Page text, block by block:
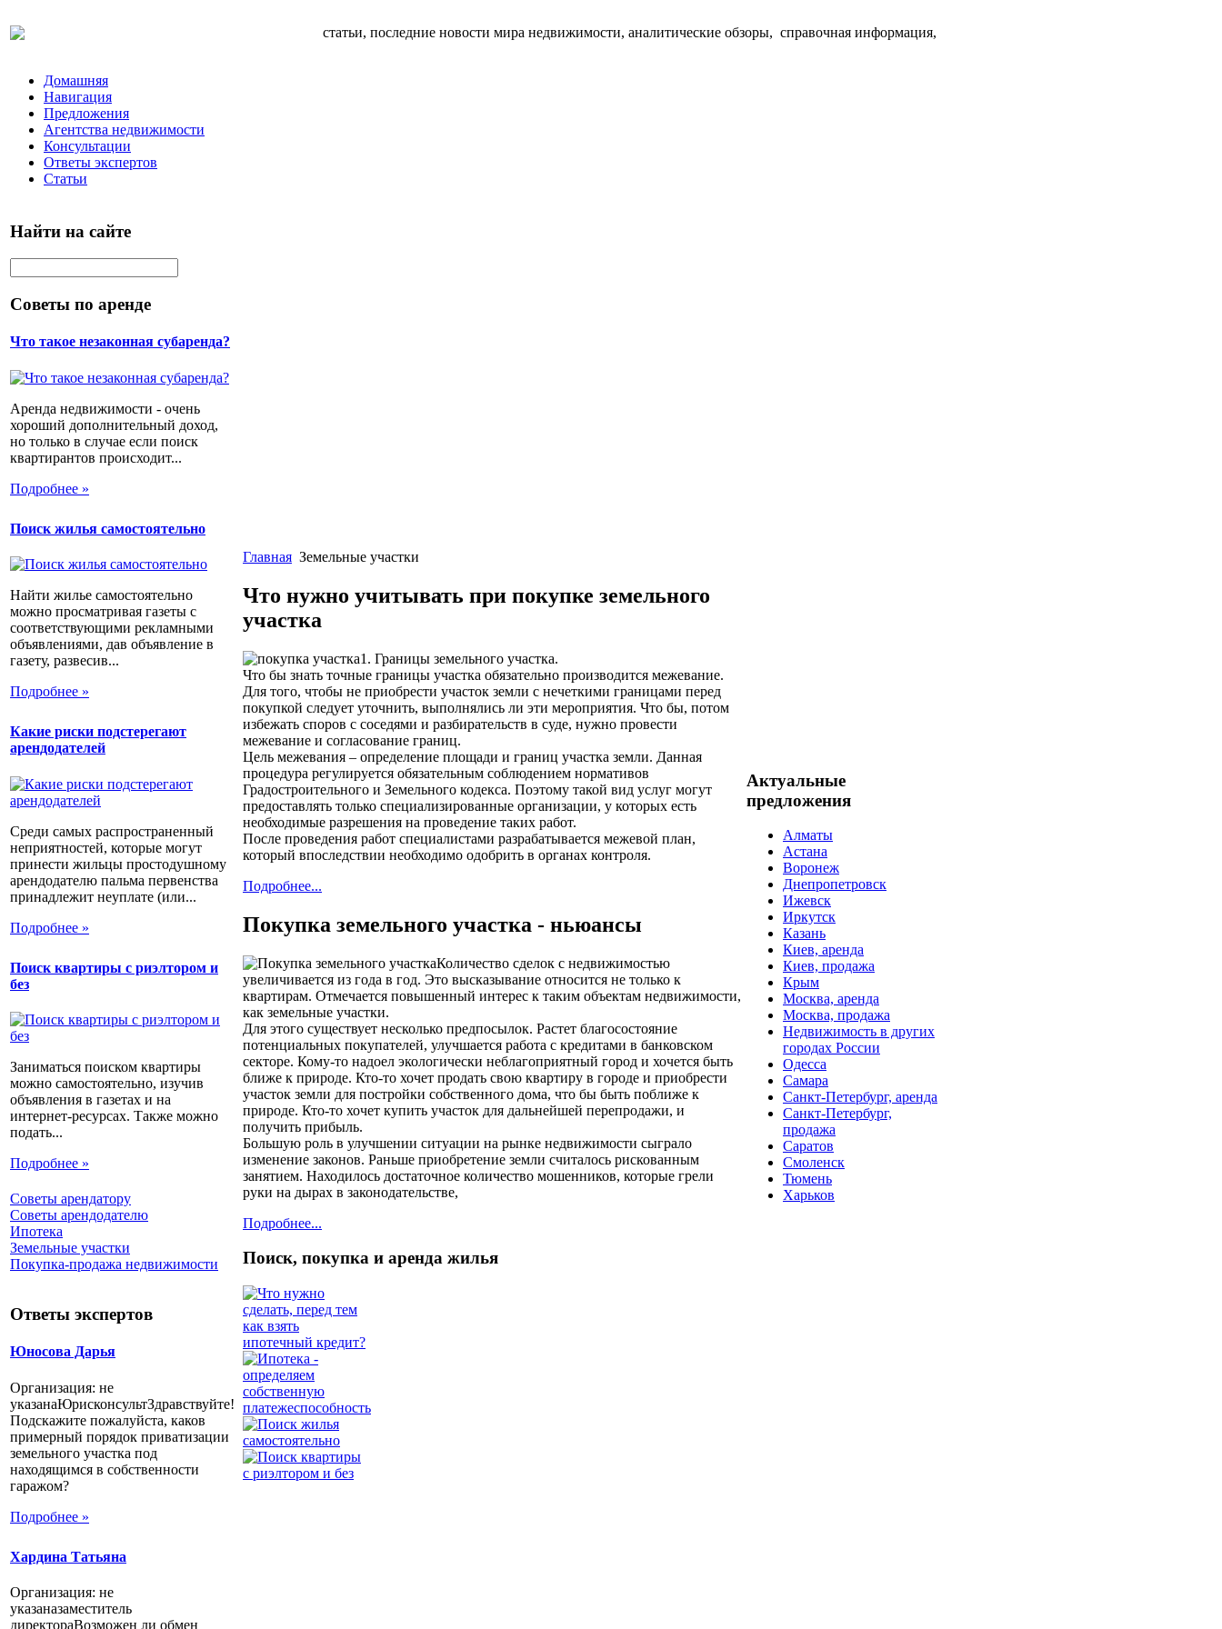
статьи, последние новости мира недвижимости, аналитические обзоры, справочная информация,
Домашняя
Навигация
Предложения
Агентства недвижимости
Консультации
Ответы экспертов
Статьи
Найти на сайте
Советы по аренде
Что такое незаконная субаренда?
Аренда недвижимости - очень
хороший дополнительный доход,
но только в случае если поиск
квартирантов происходит...
Подробнее »
Поиск жилья самостоятельно
Найти жилье самостоятельно
можно просматривая газеты с
соответствующими рекламными
объявлениями, дав объявление в
газету, развесив...
Подробнее »
Какие риски подстерегают
арендодателей
Среди самых распространенный
неприятностей, которые могут
принести жильцы простодушному
арендодателю пальма первенства
принадлежит неуплате (или...
Подробнее »
Поиск квартиры с риэлтором и
без
Заниматься поиском квартиры
можно самостоятельно, изучив
объявления в газетах и на
интернет-ресурсах. Также можно
подать...
Подробнее »
Советы арендатору
Советы арендодателю
Ипотека
Земельные участки
Покупка-продажа недвижимости
Ответы экспертов
Юносова Дарья
Организация: не
указанаЮрисконсультЗдравствуйте!
Подскажите пожалуйста, каков
примерный порядок приватизации
земельного участка под
находящимся в собственности
гаражом?
Подробнее »
Хардина Татьяна
Организация: не
указаназаместитель
директораВозможен ли обмен
Главная Земельные участки
Что нужно учитывать при покупке земельного
участка
1. Границы земельного участка.
Что бы знать точные границы участка обязательно производится межевание.
Для того, чтобы не приобрести участок земли с нечеткими границами перед
покупкой следует уточнить, выполнялись ли эти мероприятия. Что бы, потом
избежать споров с соседями и разбирательств в суде, нужно провести
межевание и согласование границ.
Цель межевания – определение площади и границ участка земли. Данная
процедура регулируется обязательным соблюдением нормативов
Градостроительного и Земельного кодекса. Поэтому такой вид услуг могут
предоставлять только специализированные организации, у которых есть
необходимые разрешения на проведение таких работ.
После проведения работ специалистами разрабатывается межевой план,
который впоследствии необходимо одобрить в органах контроля.
Подробнее...
Покупка земельного участка - ньюансы
Количество сделок с недвижимостью
увеличивается из года в год. Это высказывание относится не только к
квартирам. Отмечается повышенный интерес к таким объектам недвижимости,
как земельные участки.
Для этого существует несколько предпосылок. Растет благосостояние
потенциальных покупателей, улучшается работа с кредитами в банковском
секторе. Кому-то надоел экологически неблагоприятный город и хочется быть
ближе к природе. Кто-то хочет продать свою квартиру в городе и приобрести
участок земли для постройки собственного дома, что бы быть поближе к
природе. Кто-то хочет купить участок для дальнейшей перепродажи, и
получить прибыль.
Большую роль в улучшении ситуации на рынке недвижимости сыграло
изменение законов. Раньше приобретение земли считалось рискованным
занятием. Находилось достаточное количество мошенников, которые грели
руки на дырах в законодательстве,
Подробнее...
Поиск, покупка и аренда жилья
Актуальные
предложения
Алматы
Астана
Воронеж
Днепропетровск
Ижевск
Иркутск
Казань
Киев, аренда
Киев, продажа
Крым
Москва, аренда
Москва, продажа
Недвижимость в других
городах России
Одесса
Самара
Санкт-Петербург, аренда
Санкт-Петербург,
продажа
Саратов
Смоленск
Тюмень
Харьков